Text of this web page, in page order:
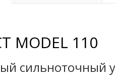
MODEL 110
сильноточный